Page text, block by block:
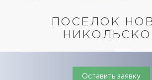
ПОСЕЛОК
Оставить заявку